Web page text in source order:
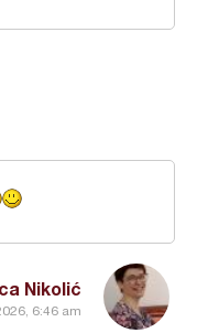
Nikolić
6:46 am